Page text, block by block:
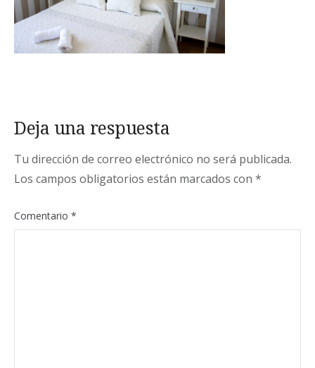
Deja una respuesta
Tu dirección de correo electrónico no será publicada.
Los campos obligatorios están marcados con *
Comentario *